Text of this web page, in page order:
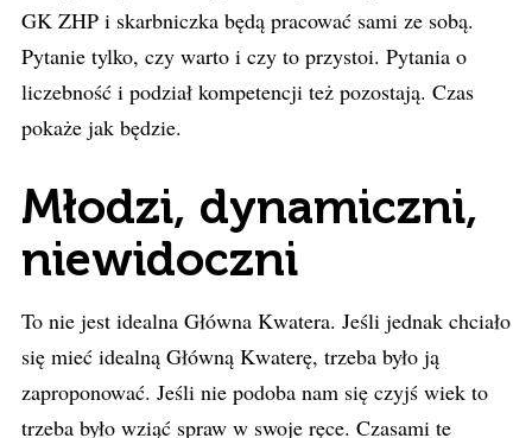
GK ZHP i skarbniczka będą pracować sami ze sobą.
Pytanie tylko, czy warto i czy to przystoi. Pytania o
liczebność i podział kompetencji też pozostają. Czas
pokaże jak będzie.
Młodzi, dynamiczni,
niewidoczni
To nie jest idealna Główna Kwatera. Jeśli jednak chciało
się mieć idealną Główną Kwaterę, trzeba było ją
zaproponować. Jeśli nie podoba nam się czyjś wiek to
trzeba było wziąć spraw w swoje ręce. Czasami te